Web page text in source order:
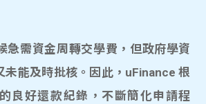
急需資金周轉交學費，但政府學資
未能及時批核。因此，uFinance 根
良好還款紀錄，不斷簡化申請程